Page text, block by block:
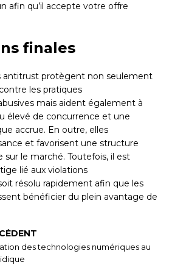
afin qu’il accepte votre offre
finales
antitrust protègent non seulement
les pratiques
mais aident également à
élevé de concurrence et une
accrue. En outre, elles
et favorisent une structure
sur le marché. Toutefois, il est
lié aux violations
résolu rapidement afin que les
bénéficier du plein avantage de
des technologies numériques au